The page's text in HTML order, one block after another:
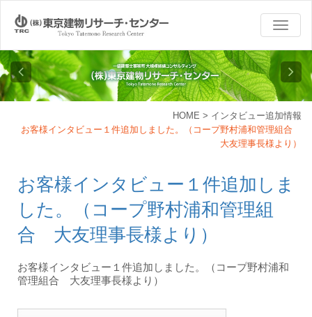
HOME > インタビュー追加情報
お客様インタビュー１件追加しました。（コープ野村浦和管理組合
大友理事長様より）
お客様インタビュー１件追加しま
した。（コープ野村浦和管理組
合 大友理事長様より）
お客様インタビュー１件追加しました。（コープ野村浦和
管理組合 大友理事長様より）